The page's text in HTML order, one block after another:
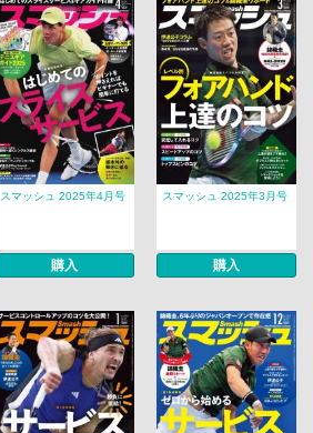
スマッシュ 2025年4月号
購入
スマッシュ 2025年3月号
購入